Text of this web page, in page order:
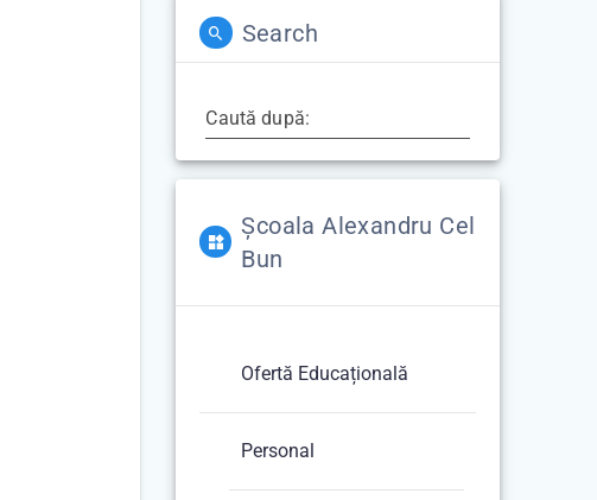
Search
Caută după:
Școala Alexandru Cel
Bun
Ofertă Educațională
Personal